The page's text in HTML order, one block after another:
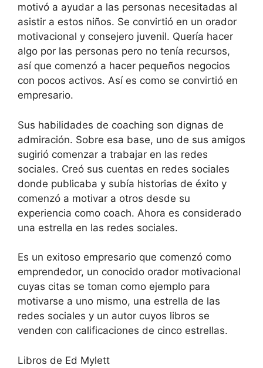
motivó a ayudar a las personas necesitadas al
asistir a estos niños. Se convirtió en un orador
motivacional y consejero juvenil. Quería hacer
algo por las personas pero no tenía recursos,
así que comenzó a hacer pequeños negocios
con pocos activos. Así es como se convirtió en
empresario.
Sus habilidades de coaching son dignas de
admiración. Sobre esa base, uno de sus amigos
sugirió comenzar a trabajar en las redes
sociales. Creó sus cuentas en redes sociales
donde publicaba y subía historias de éxito y
comenzó a motivar a otros desde su
experiencia como coach. Ahora es considerado
una estrella en las redes sociales.
Es un exitoso empresario que comenzó como
emprendedor, un conocido orador motivacional
cuyas citas se toman como ejemplo para
motivarse a uno mismo, una estrella de las
redes sociales y un autor cuyos libros se
venden con calificaciones de cinco estrellas.
Libros de Ed Mylett